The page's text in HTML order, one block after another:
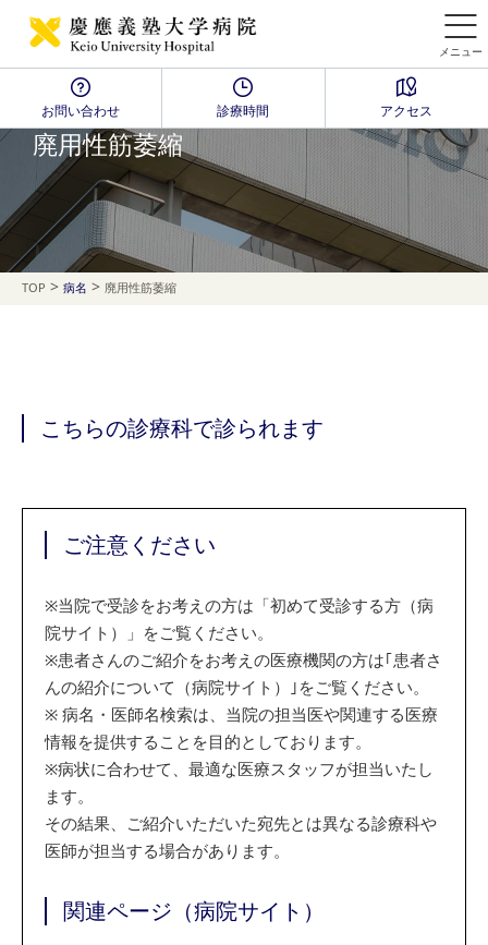
メニュー
お問い合わせ 診療時間 アクセス
Disease Name Search
廃用性筋萎縮
TOP > 病名 > 廃用性筋萎縮
こちらの診療科で診られます
ご注意ください
※当院で受診をお考えの方は「初めて受診する方（病
院サイト）」をご覧ください。
※患者さんのご紹介をお考えの医療機関の方は｢患者さ
んの紹介について（病院サイト）｣をご覧ください。
※ 病名・医師名検索は、当院の担当医や関連する医療
情報を提供することを目的としております。
※病状に合わせて、最適な医療スタッフが担当いたし
ます。
その結果、ご紹介いただいた宛先とは異なる診療科や
医師が担当する場合があります。
関連ページ（病院サイト）